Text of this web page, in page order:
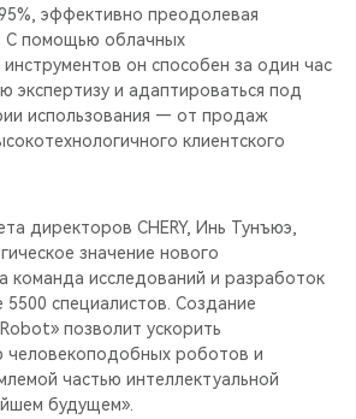
эффективно преодолевая
С помощью облачных
он способен за один час
экспертизу и адаптироваться под
использования — от продаж
клиентского
директоров CHERY, Инь Тунъюэ,
значение нового
команда исследований и разработок
специалистов. Создание
позволит ускорить
человекоподобных роботов и
частью интеллектуальной
будущем».